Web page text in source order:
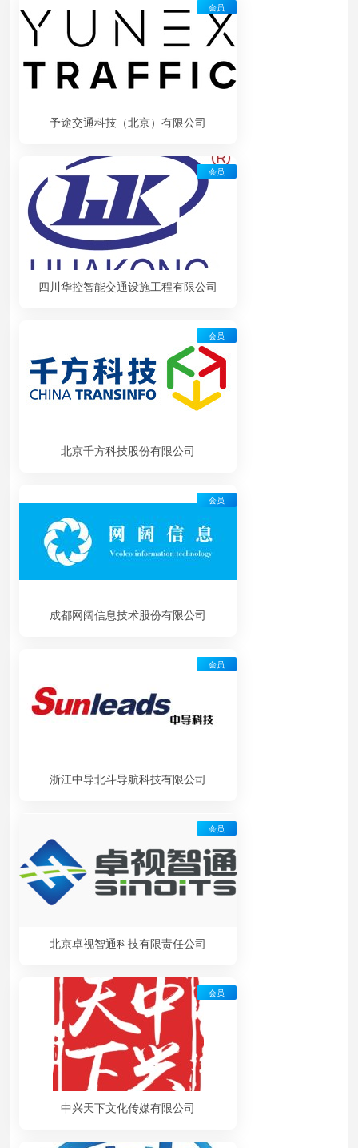
予途交通科技（北京）有限公司
会员
四川华控智能交通设施工程有限公司
会员
北京千方科技股份有限公司
会员
成都网阔信息技术股份有限公司
会员
浙江中导北斗导航科技有限公司
会员
北京卓视智通科技有限责任公司
会员
中兴天下文化传媒有限公司
会员